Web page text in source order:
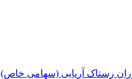
رستاک آریایی (سهامی خاص)